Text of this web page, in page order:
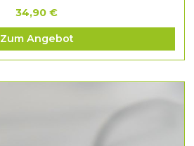
34,90 €
Zum Angebot